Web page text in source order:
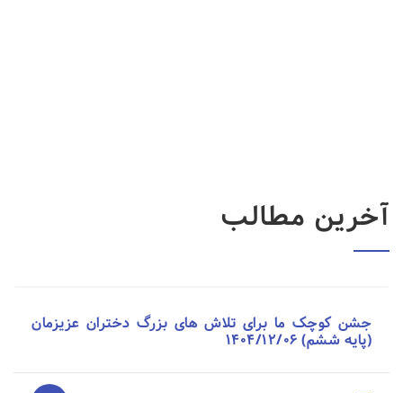
آخرین مطالب
جشن کوچک ما برای تلاش های بزرگ دختران عزیزمان
(پایه ششم) 1404/12/06